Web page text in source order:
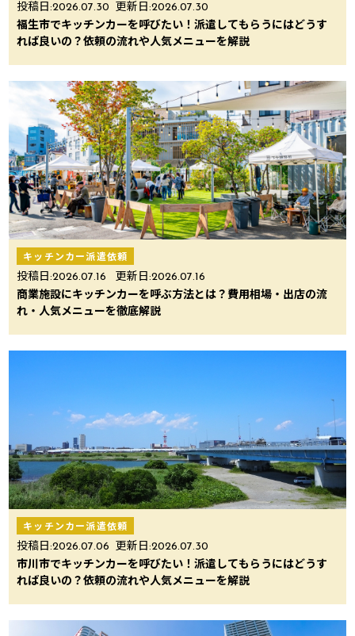
投稿日:2026.07.30 更新日:2026.07.30
福生市でキッチンカーを呼びたい！派遣してもらうにはどうす
れば良いの？依頼の流れや人気メニューを解説
キッチンカー派遣依頼
投稿日:2026.07.16 更新日:2026.07.16
商業施設にキッチンカーを呼ぶ方法とは？費用相場・出店の流
れ・人気メニューを徹底解説
キッチンカー派遣依頼
投稿日:2026.07.06 更新日:2026.07.30
市川市でキッチンカーを呼びたい！派遣してもらうにはどうす
れば良いの？依頼の流れや人気メニューを解説